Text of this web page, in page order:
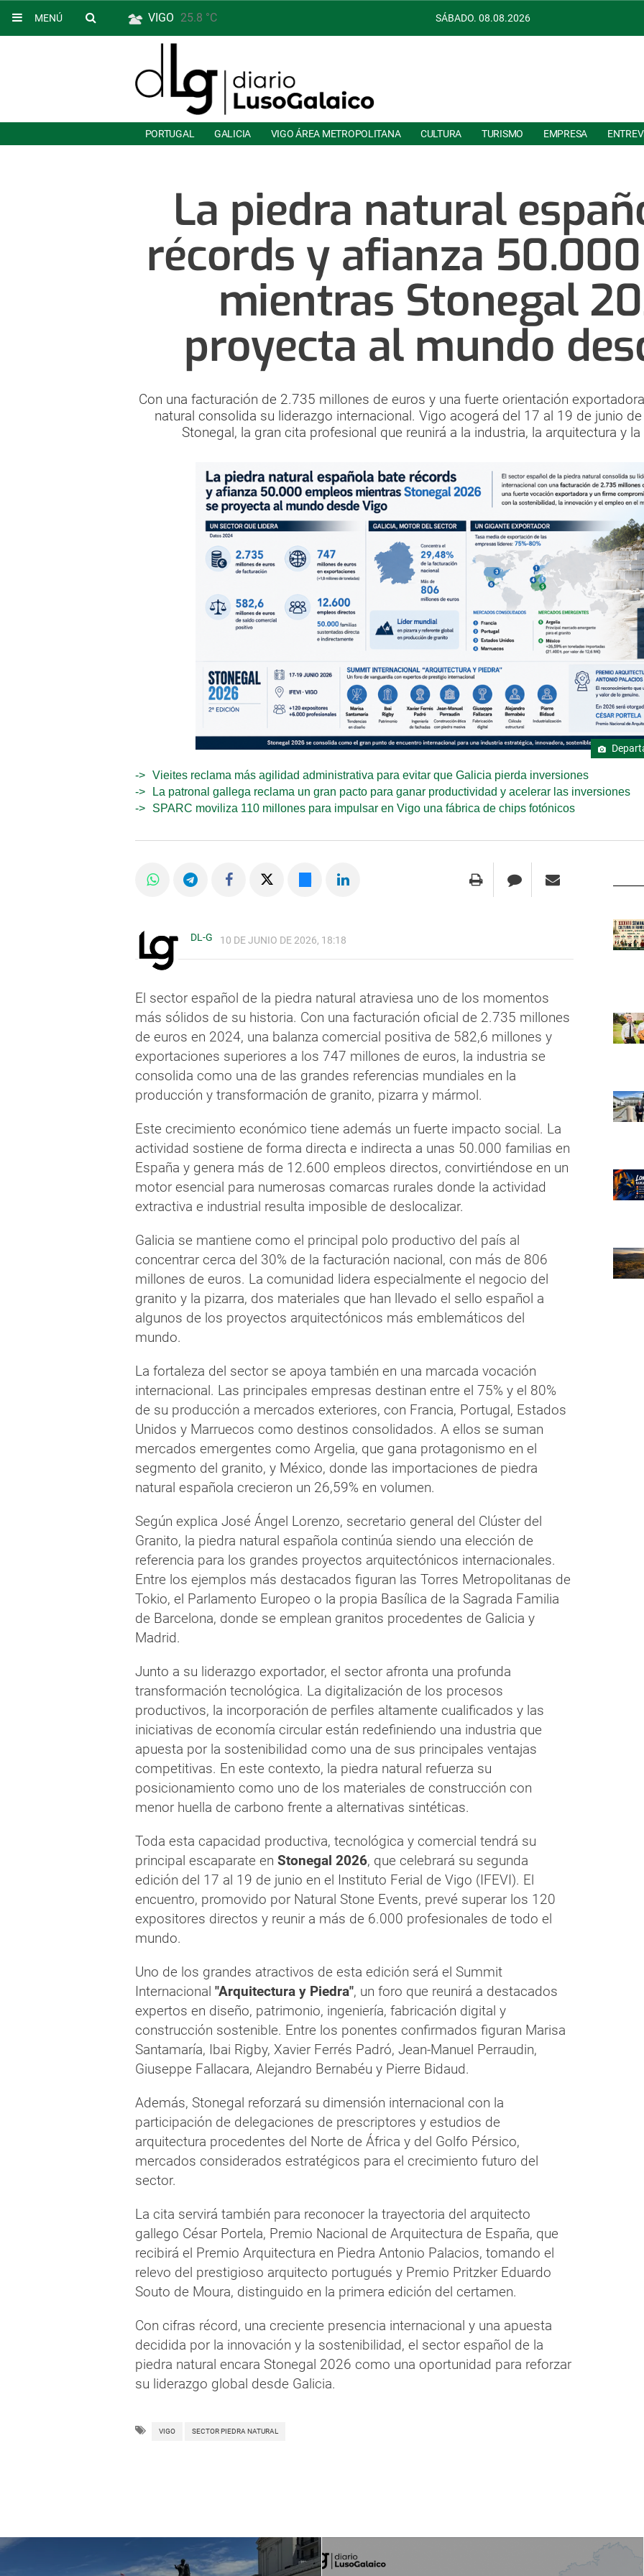
MENÚ VIGO 25.8 °C SÁBADO. 08.08.2026
PORTUGAL GALICIA VIGO ÁREA METROPOLITANA CULTURA TURISMO EMPRESA
La piedra natural
récords y afianza
mientras Stonegal
proyecta al mundo
Con una facturación de 2.735 millones de euros y una fuerte orientación
natural consolida su liderazgo internacional. Vigo acogerá del 17 al 19 de junio
Stonegal, la gran cita profesional que reunirá a la industria, la arquitectura y
Vieites reclama más agilidad administrativa para evitar que Galicia pierda inversiones
La patronal gallega reclama un gran pacto para ganar productividad y acelerar las inversiones
SPARC moviliza 110 millones para impulsar en Vigo una fábrica de chips fotónicos
DL-G 10 DE JUNIO DE 2026, 18:18
El sector español de la piedra natural atraviesa uno de los momentos
más sólidos de su historia. Con una facturación oficial de 2.735 millones
de euros en 2024, una balanza comercial positiva de 582,6 millones y
exportaciones superiores a los 747 millones de euros, la industria se
consolida como una de las grandes referencias mundiales en la
producción y transformación de granito, pizarra y mármol.
Este crecimiento económico tiene además un fuerte impacto social. La
actividad sostiene de forma directa e indirecta a unas 50.000 familias en
España y genera más de 12.600 empleos directos, convirtiéndose en un
motor esencial para numerosas comarcas rurales donde la actividad
extractiva e industrial resulta imposible de deslocalizar.
Galicia se mantiene como el principal polo productivo del país al
concentrar cerca del 30% de la facturación nacional, con más de 806
millones de euros. La comunidad lidera especialmente el negocio del
granito y la pizarra, dos materiales que han llevado el sello español a
algunos de los proyectos arquitectónicos más emblemáticos del
mundo.
La fortaleza del sector se apoya también en una marcada vocación
internacional. Las principales empresas destinan entre el 75% y el 80%
de su producción a mercados exteriores, con Francia, Portugal, Estados
Unidos y Marruecos como destinos consolidados. A ellos se suman
mercados emergentes como Argelia, que gana protagonismo en el
segmento del granito, y México, donde las importaciones de piedra
natural española crecieron un 26,59% en volumen.
Según explica José Ángel Lorenzo, secretario general del Clúster del
Granito, la piedra natural española continúa siendo una elección de
referencia para los grandes proyectos arquitectónicos internacionales.
Entre los ejemplos más destacados figuran las Torres Metropolitanas de
Tokio, el Parlamento Europeo o la propia Basílica de la Sagrada Familia
de Barcelona, donde se emplean granitos procedentes de Galicia y
Madrid.
Junto a su liderazgo exportador, el sector afronta una profunda
transformación tecnológica. La digitalización de los procesos
productivos, la incorporación de perfiles altamente cualificados y las
iniciativas de economía circular están redefiniendo una industria que
apuesta por la sostenibilidad como una de sus principales ventajas
competitivas. En este contexto, la piedra natural refuerza su
posicionamiento como uno de los materiales de construcción con
menor huella de carbono frente a alternativas sintéticas.
Toda esta capacidad productiva, tecnológica y comercial tendrá su
principal escaparate en Stonegal 2026, que celebrará su segunda
edición del 17 al 19 de junio en el Instituto Ferial de Vigo (IFEVI). El
encuentro, promovido por Natural Stone Events, prevé superar los 120
expositores directos y reunir a más de 6.000 profesionales de todo el
mundo.
Uno de los grandes atractivos de esta edición será el Summit
Internacional "Arquitectura y Piedra", un foro que reunirá a destacados
expertos en diseño, patrimonio, ingeniería, fabricación digital y
construcción sostenible. Entre los ponentes confirmados figuran Marisa
Santamaría, Ibai Rigby, Xavier Ferrés Padró, Jean-Manuel Perraudin,
Giuseppe Fallacara, Alejandro Bernabéu y Pierre Bidaud.
Además, Stonegal reforzará su dimensión internacional con la
participación de delegaciones de prescriptores y estudios de
arquitectura procedentes del Norte de África y del Golfo Pérsico,
mercados considerados estratégicos para el crecimiento futuro del
sector.
La cita servirá también para reconocer la trayectoria del arquitecto
gallego César Portela, Premio Nacional de Arquitectura de España, que
recibirá el Premio Arquitectura en Piedra Antonio Palacios, tomando el
relevo del prestigioso arquitecto portugués y Premio Pritzker Eduardo
Souto de Moura, distinguido en la primera edición del certamen.
Con cifras récord, una creciente presencia internacional y una apuesta
decidida por la innovación y la sostenibilidad, el sector español de la
piedra natural encara Stonegal 2026 como una oportunidad para reforzar
su liderazgo global desde Galicia.
VIGO SECTOR PIEDRA NATURAL